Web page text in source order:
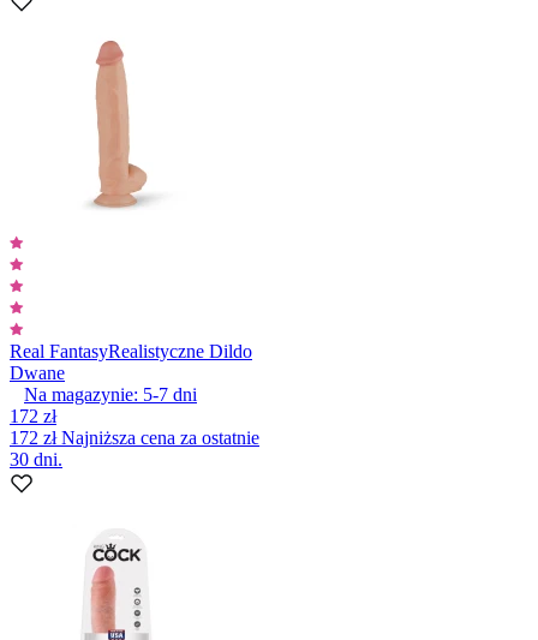
Real FantasyRealistyczne Dildo
Dwane
Na magazynie: 5-7 dni
172 zł
172 złNajniższa cena za ostatnie
30 dni.